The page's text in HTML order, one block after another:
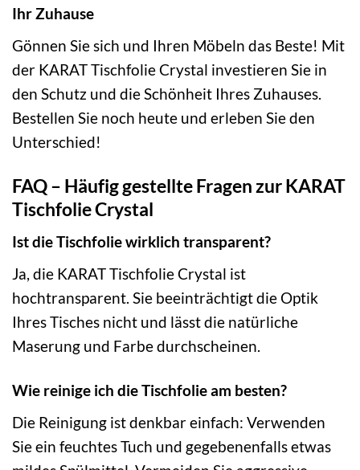
Ihr Zuhause
Gönnen Sie sich und Ihren Möbeln das Beste! Mit
der KARAT Tischfolie Crystal investieren Sie in
den Schutz und die Schönheit Ihres Zuhauses.
Bestellen Sie noch heute und erleben Sie den
Unterschied!
FAQ – Häufig gestellte Fragen zur KARAT
Tischfolie Crystal
Ist die Tischfolie wirklich transparent?
Ja, die KARAT Tischfolie Crystal ist
hochtransparent. Sie beeinträchtigt die Optik
Ihres Tisches nicht und lässt die natürliche
Maserung und Farbe durchscheinen.
Wie reinige ich die Tischfolie am besten?
Die Reinigung ist denkbar einfach: Verwenden
Sie ein feuchtes Tuch und gegebenenfalls etwas